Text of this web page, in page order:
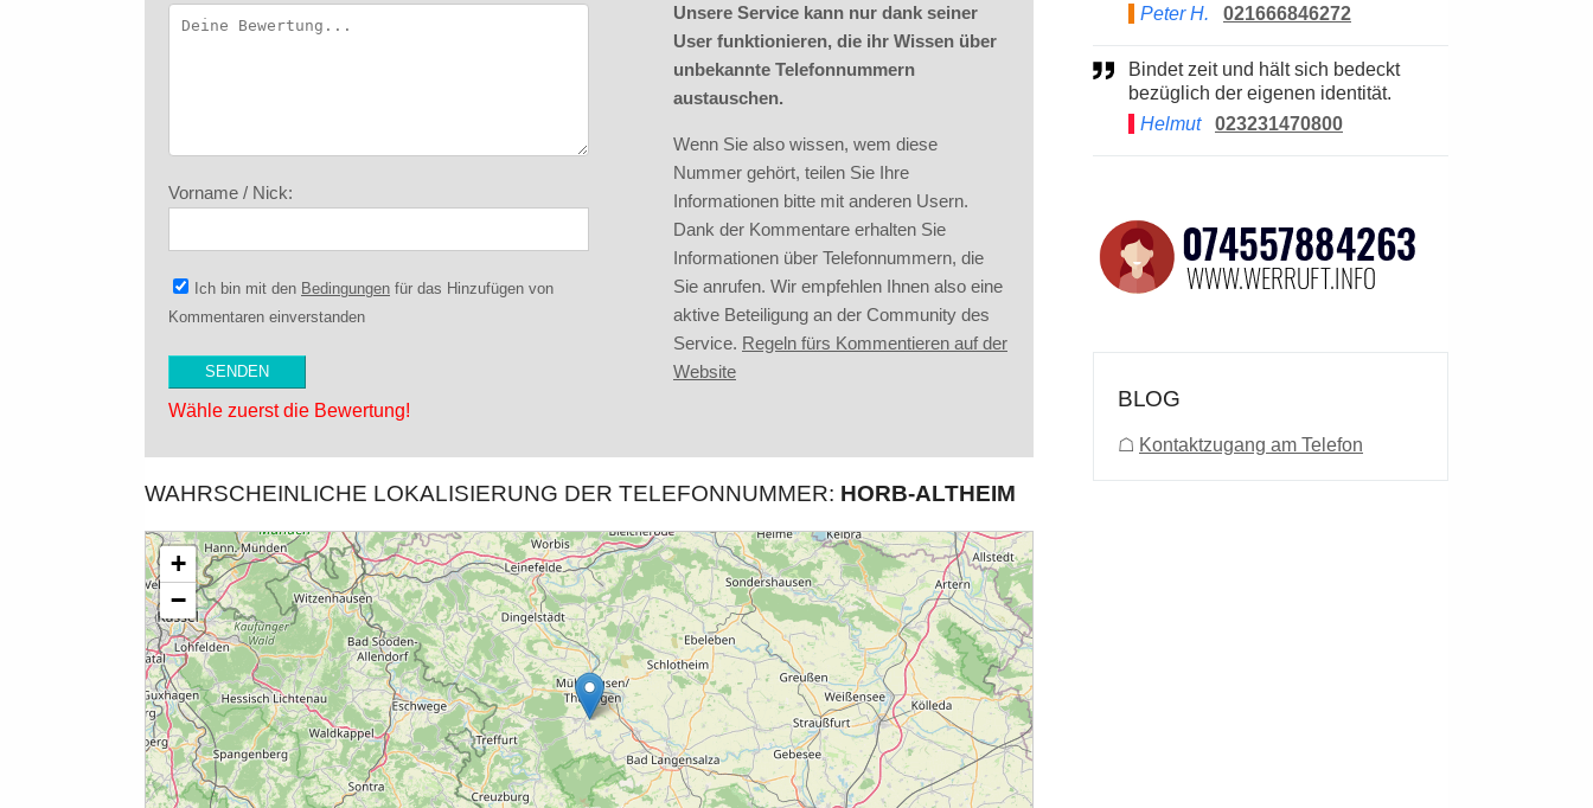
Vorname / Nick:
Ich bin mit den Bedingungen für das Hinzufügen von
Kommentaren einverstanden
Wähle zuerst die Bewertung!
Unsere Service kann nur dank seiner
User funktionieren, die ihr Wissen über
unbekannte Telefonnummern
austauschen.
Wenn Sie also wissen, wem diese
Nummer gehört, teilen Sie Ihre
Informationen bitte mit anderen Usern.
Dank der Kommentare erhalten Sie
Informationen über Telefonnummern, die
Sie anrufen. Wir empfehlen Ihnen also eine
aktive Beteiligung an der Community des
Service. Regeln fürs Kommentieren auf der
Website
WAHRSCHEINLICHE LOKALISIERUNG DER TELEFONNUMMER: HORB-ALTHEIM
Peter H.
021666846272
Bindet zeit und hält sich bedeckt
bezüglich der eigenen identität.
Helmut
023231470800
BLOG
☖ Kontaktzugang am Telefon